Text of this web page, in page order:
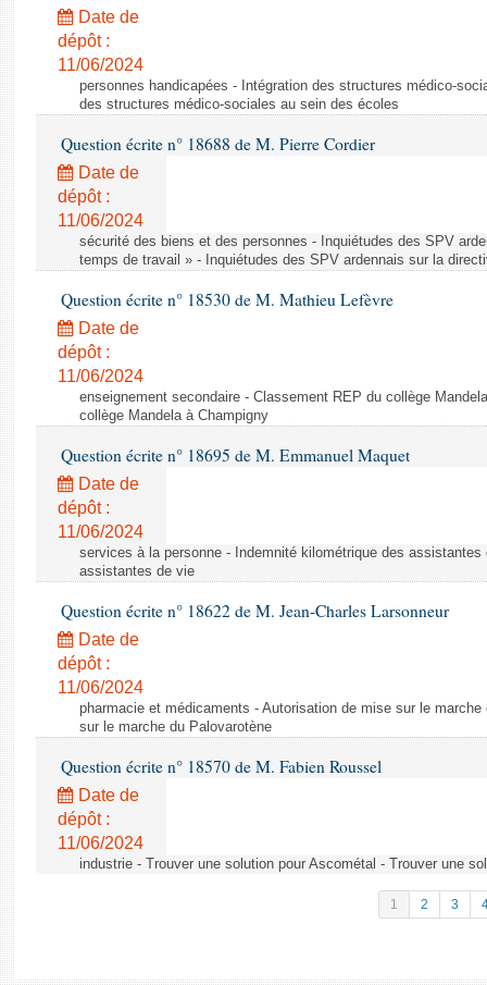
Date de
dépôt :
11/06/2024
personnes handicapées - Intégration des structures médico-
des structures médico-sociales au sein des écoles
Question écrite n° 18688 de M. Pierre Cordier
Date de
dépôt :
11/06/2024
sécurité des biens et des personnes - Inquiétudes des SPV
temps de travail » - Inquiétudes des SPV ardennais sur la
Question écrite n° 18530 de M. Mathieu Lefèvre
Date de
dépôt :
11/06/2024
enseignement secondaire - Classement REP du collège
collège Mandela à Champigny
Question écrite n° 18695 de M. Emmanuel Maquet
Date de
dépôt :
11/06/2024
services à la personne - Indemnité kilométrique des
assistantes de vie
Question écrite n° 18622 de M. Jean-Charles Larsonneur
Date de
dépôt :
11/06/2024
pharmacie et médicaments - Autorisation de mise sur le
sur le marche du Palovarotène
Question écrite n° 18570 de M. Fabien Roussel
Date de
dépôt :
11/06/2024
industrie - Trouver une solution pour Ascométal - Trouver une
1 2 3